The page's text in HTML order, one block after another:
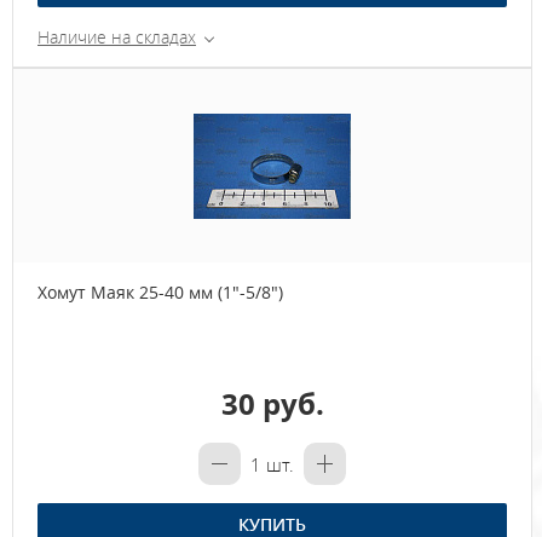
Наличие на складах
Хомут Маяк 25-40 мм (1"-5/8")
30 руб.
1 шт.
КУПИТЬ